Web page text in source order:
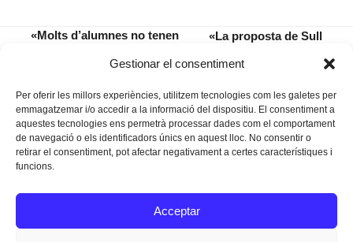
Gestionar el consentiment
Per oferir les millors experiències, utilitzem tecnologies com les galetes per
emmagatzemar i/o accedir a la informació del dispositiu. El consentiment a
aquestes tecnologies ens permetrà processar dades com el comportament
de navegació o els identificadors únics en aquest lloc. No consentir o
retirar el consentiment, pot afectar negativament a certes característiques i
funcions.
Acceptar
«Molts d’alumnes no tenen
next
«La proposta de Sull
Instagram
Facebook
Twitter
Texts Legals